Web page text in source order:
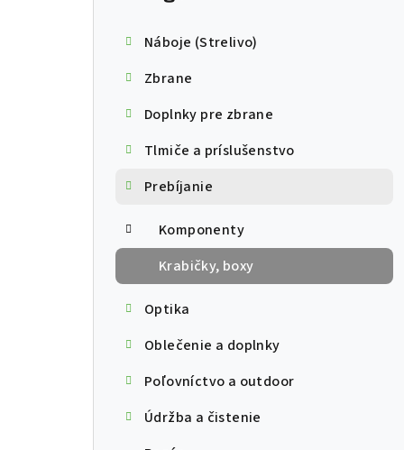
Náboje (Strelivo)
Zbrane
Doplnky pre zbrane
Tlmiče a príslušenstvo
Prebíjanie
Komponenty
Krabičky, boxy
Optika
Oblečenie a doplnky
Poľovníctvo a outdoor
Údržba a čistenie